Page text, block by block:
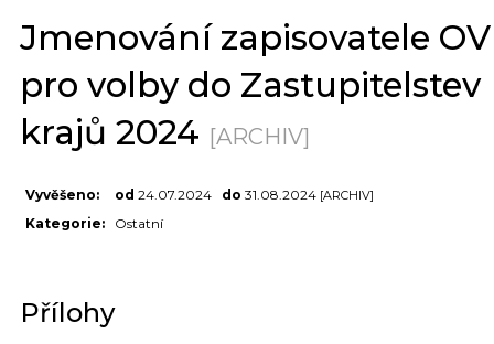
Jmenování zapisovatele
pro volby do Zastupitelstev
krajů 2024 [ARCHIV]
Vyvěšeno: od 24.07.2024 do 31.08.2024 [ARCHIV]
Kategorie: Ostatní
Přílohy